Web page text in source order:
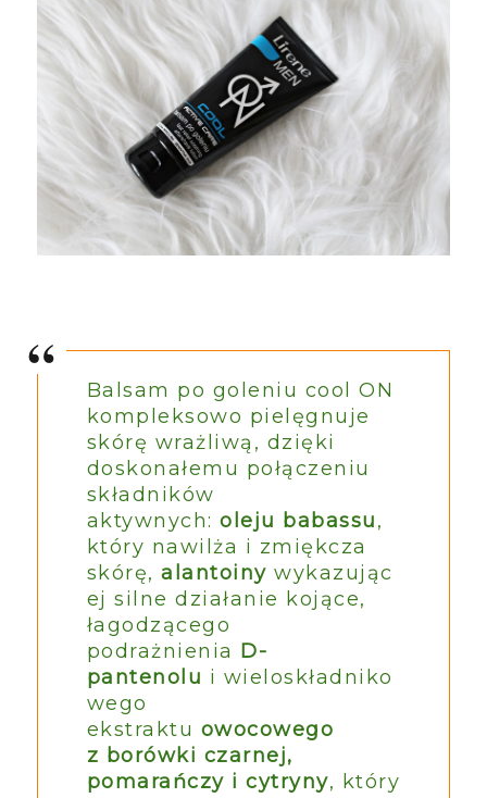
Balsam po goleniu cool ON
kompleksowo pielęgnuje
skórę wrażliwą, dzięki
doskonałemu połączeniu
składników
aktywnych:oleju babassu,
który nawilża i zmiękcza
skórę,alantoiny wykazując
ej silne działanie kojące,
łagodzącego
podrażnienia D-
pantenolu i wieloskładniko
wego
ekstraktu owocowego
z borówki czarnej,
pomarańczy i cytryny, który